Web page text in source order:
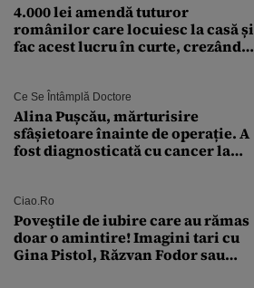
4.000 lei amendă tuturor
românilor care locuiesc la casă și
fac acest lucru în curte, crezând
Ce Se Întâmplă Doctore
Alina Pușcău, mărturisire
sfâșietoare înainte de operație. A
fost diagnosticată cu cancer la
îmi salvez viața”
Ciao.ro
Poveştile de iubire care au rămas
doar o amintire! Imagini tari cu
Gina Pistol, Răzvan Fodor sau